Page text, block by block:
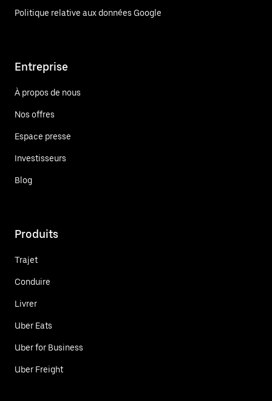
Politique relative aux données Google
Entreprise
À propos de nous
Nos offres
Espace presse
Investisseurs
Blog
Produits
Trajet
Conduire
Livrer
Uber Eats
Uber for Business
Uber Freight